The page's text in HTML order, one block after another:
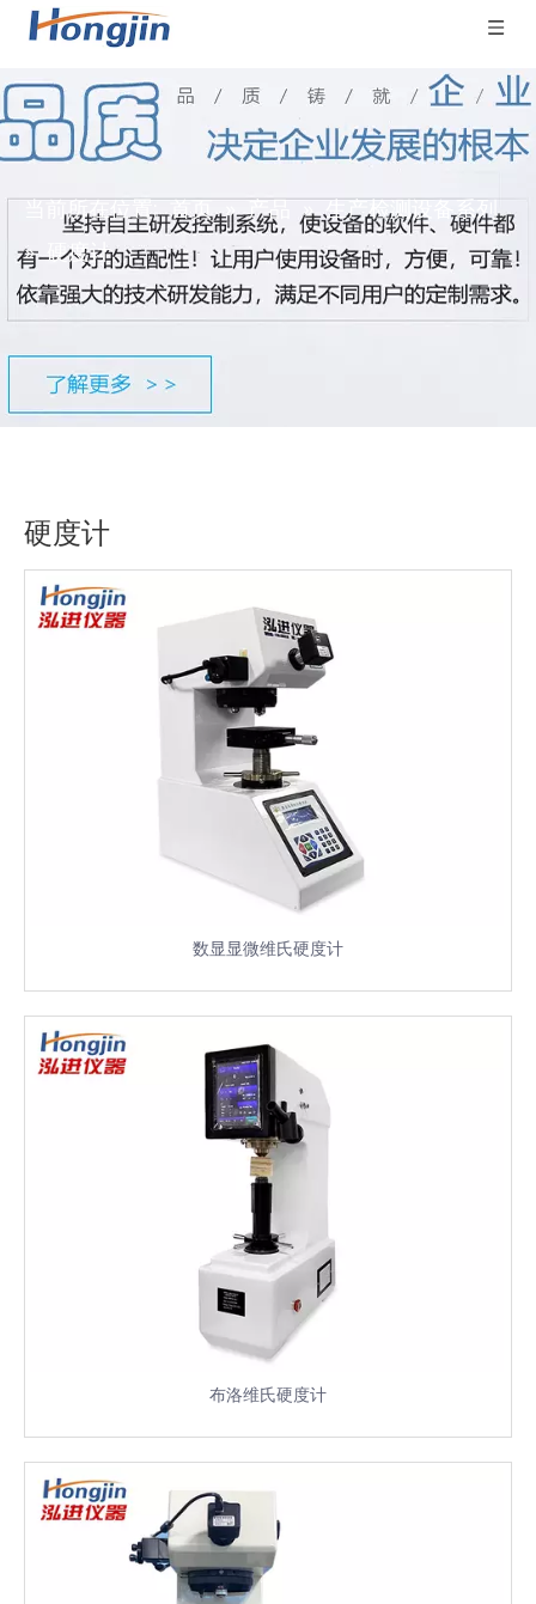
当前所在位置: 首页 » 产品 » 生产检测设备系列
» 硬度计
硬度计
数显显微维氏硬度计
布洛维氏硬度计